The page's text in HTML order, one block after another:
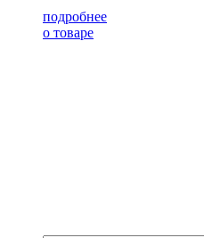
подробнее
о товаре